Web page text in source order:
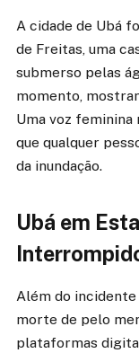
A cidade de Ubá
de Freitas, uma
submerso pelas
momento,
Uma voz feminina
que qualquer
da inundação.
Ubá em
Além do
morte de pelo
plataformas